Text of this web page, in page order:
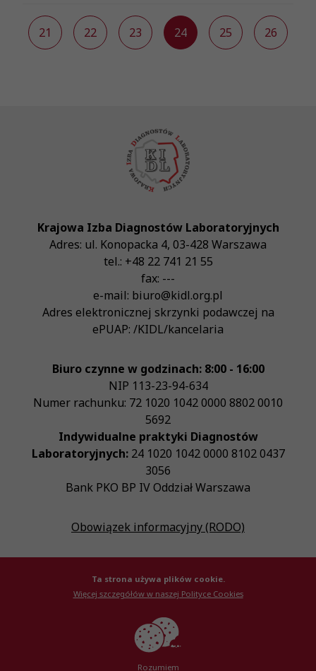
21 22 23 24 25 26
Krajowa Izba Diagnostów Laboratoryjnych
Adres: ul. Konopacka 4, 03-428 Warszawa
tel.: +48 22 741 21 55
fax: ---
e-mail: biuro@kidl.org.pl
Adres elektronicznej skrzynki podawczej na
ePUAP: /KIDL/kancelaria
Biuro czynne w godzinach: 8:00 - 16:00
NIP 113-23-94-634
Numer rachunku: 72 1020 1042 0000 8802 0010
5692
Indywidualne praktyki Diagnostów
Laboratoryjnych:24 1020 1042 0000 8102 0437
3056
Bank PKO BP IV Oddział Warszawa
Obowiązek informacyjny (RODO)
© Krajowa Izba Diagnostów Laboratoryjnych 2026
Created by
Ta strona używa plików cookie.
Więcej szczegółów w naszej Polityce Cookies
Rozumiem